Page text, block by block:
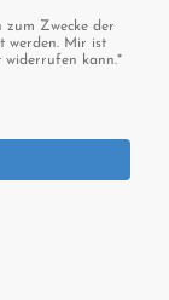
zum Zwecke der
werden. Mir ist
widerrufen kann.*